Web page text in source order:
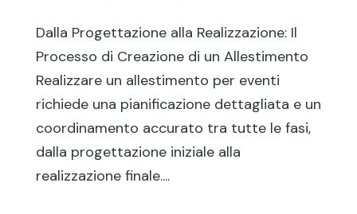
Dalla Progettazione alla Realizzazione: Il
Processo di Creazione di un Allestimento
Realizzare un allestimento per eventi
richiede una pianificazione dettagliata e un
coordinamento accurato tra tutte le fasi,
dalla progettazione iniziale alla
realizzazione finale....